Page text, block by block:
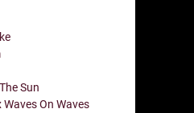
Sun
Waves On Waves